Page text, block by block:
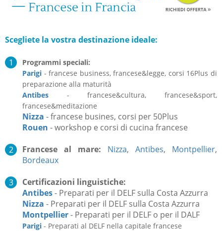
Scegliete la vostra destinazione ideale:
Programmi speciali:
Parigi - francese business, francese&legge, corsi 16Plus di
preparazione alla maturità
Antibes - francese&cultura, francese&sport,
francese&meditazione
Nizza - francese busines, corsi per 50Plus
Rouen - workshop e corsi di cucina francese
Francese al mare:
Nizza, Antibes, Montpellier,
Bordeaux
Certificazioni linguistiche:
Antibes- Preparati per il DELF sulla Costa Azzurra
Nizza - Preparati per il DELF sulla Costa Azzurra
Montpellier- Preparati per il DELF o per il DALF
Parigi - Preparati al DELF nella capitale francese